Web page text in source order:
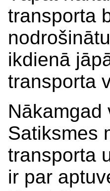
transporta
ikdienā
transporta
Satiksmes
transporta
ir par